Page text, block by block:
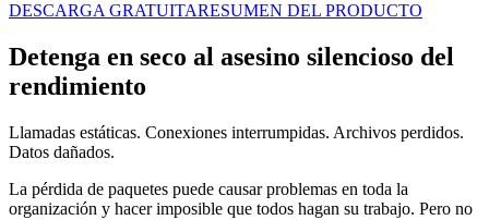
DESCARGA GRATUITARESUMEN DEL PRODUCTO
Detenga en seco al asesino silencioso del
rendimiento
Llamadas estáticas. Conexiones interrumpidas. Archivos perdidos.
Datos dañados.
La pérdida de paquetes puede causar problemas en toda la
organización y hacer imposible que todos hagan su trabajo. Pero no